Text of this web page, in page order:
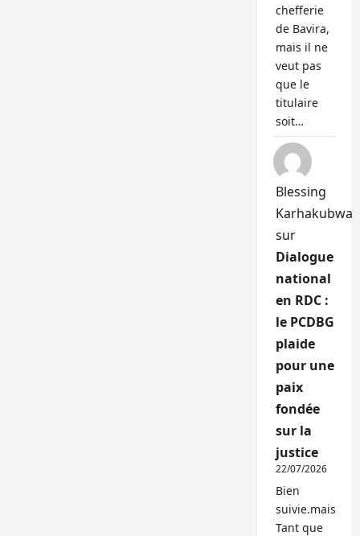
chefferie
de Bavira,
mais il ne
veut pas
que le
titulaire
soit…
Blessing
Karhakubwa
sur
Dialogue
national
en RDC :
le PCDBG
plaide
pour une
paix
fondée
sur la
justice
22/07/2026
Bien
suivie.mais
Tant que